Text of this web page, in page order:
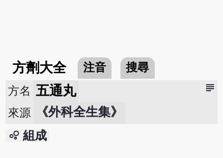
方劑大全 注音 搜尋
subject
方名 五通丸
來源 《外科全生集》
bubble_chart 組成